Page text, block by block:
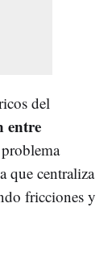
del
entre
que centraliza
fricciones y